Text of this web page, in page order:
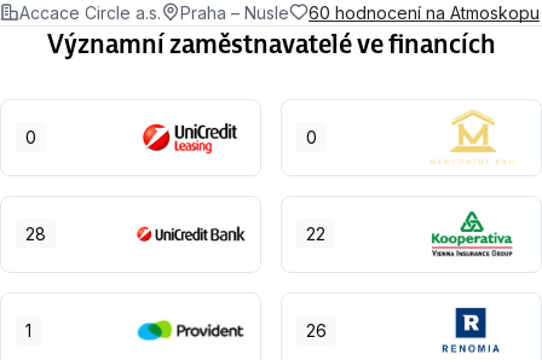
Accace Circle a.s.
Praha – Nusle 60 hodnocení na Atmoskopu
Významní zaměstnavatelé ve financích
0 0
28 22
1 26